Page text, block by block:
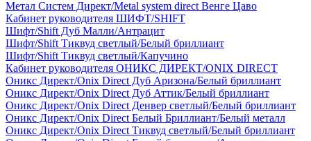
Метал Систем Директ/Metal system direct Венге Цаво
Кабинет руководителя ШИФТ/SHIFT
Шифт/Shift Дуб Малли/Антрацит
Шифт/Shift Тиквуд светлый/Белый бриллиант
Шифт/Shift Тиквуд светлый/Капучино
Кабинет руководителя ОНИКС ДИРЕКТ/ONIX DIRECT
Оникс Директ/Onix Direct Дуб Аризона/Белый бриллиант
Оникс Директ/Onix Direct Дуб Аттик/Белый бриллиант
Оникс Директ/Onix Direct Денвер светлый/Белый бриллиант
Оникс Директ/Onix Direct Белый Бриллиант/Белый металл
Оникс Директ/Onix Direct Тиквуд светлый/Белый бриллиант